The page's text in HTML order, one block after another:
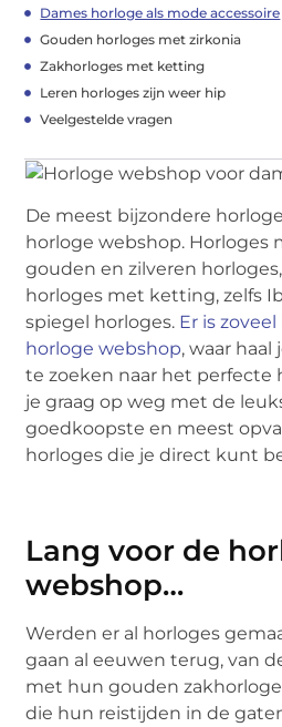
Dames horloge als mode accessoire
Gouden horloges met zirkonia
Zakhorloges met ketting
Leren horloges zijn weer hip
Veelgestelde vragen
De meest bijzondere
horloge webshop. Horloges
gouden en zilveren
horloges met ketting, zelfs
spiegel horloges. Er is
horloge webshop, waar
te zoeken naar het perfecte
je graag op weg met de
goedkoopste en meest
horloges die je direct kunt
Lang voor de
webshop…
Werden er al horloges
gaan al eeuwen terug, van
met hun gouden
die hun reistijden in de